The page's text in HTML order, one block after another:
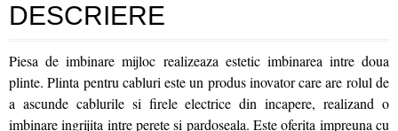
DESCRIERE
Piesa de imbinare mijloc realizeaza estetic imbinarea intre doua
plinte. Plinta pentru cabluri este un produs inovator care are rolul de
a ascunde cablurile si firele electrice din incapere, realizand o
imbinare ingrijita intre perete si pardoseala. Este oferita impreuna cu